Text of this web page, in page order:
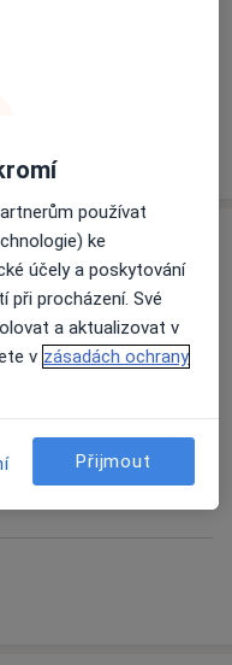
používat
ke
účely a poskytování
při procházení. Své
a aktualizovat v
v zásadách ochrany
Přijmout